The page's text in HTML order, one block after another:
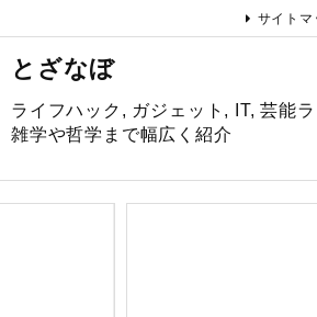
とざなぼ
ライフハック, ガジェット, IT, 芸能
雑学や哲学まで幅広く紹介
サイトマ